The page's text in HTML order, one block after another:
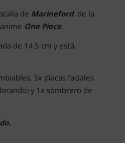
de Marineford. de la
One Piece.
de 14,5 cm y está
3x placas faciales
y 1x sombrero de